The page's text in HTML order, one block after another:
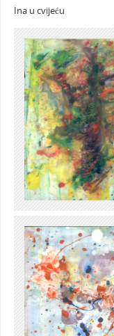
Ina u